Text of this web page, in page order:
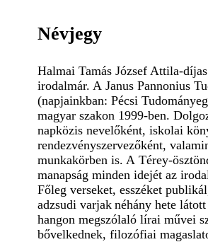
Névjegy
Halmai Tamás József Attila-
irodalmár. A Janus Pannonius
(napjainkban: Pécsi
magyar szakon 1999-ben.
napközis nevelőként, iskolai
rendezvényszervezőként,
munkakörben is. A Térey-
manapság minden idejét az
Főleg verseket, esszéket
adzsudi varjak néhány hete
hangon megszólaló lírai művei
bővelkednek, filozófiai